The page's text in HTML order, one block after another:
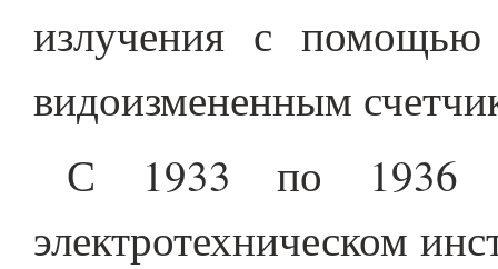
излучения с помощью
видоизмененным
С 1933 по 1936
электротехническом